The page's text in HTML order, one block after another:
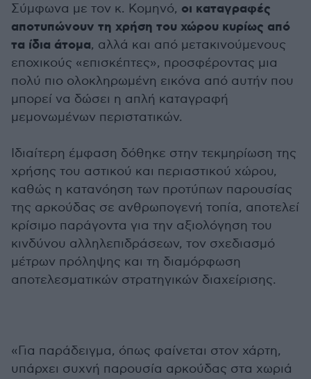
Σύμφωνα με τον κ. Κομηνό, οι καταγραφές
αποτυπώνουν τη χρήση του χώρου κυρίως από
τα ίδια άτομα, αλλά και από μετακινούμενους
εποχικούς «επισκέπτες», προσφέροντας μια
πολύ πιο ολοκληρωμένη εικόνα από αυτήν που
μπορεί να δώσει η απλή καταγραφή
μεμονωμένων περιστατικών.
Ιδιαίτερη έμφαση δόθηκε στην τεκμηρίωση της
χρήσης του αστικού και περιαστικού χώρου,
καθώς η κατανόηση των προτύπων παρουσίας
της αρκούδας σε ανθρωπογενή τοπία, αποτελεί
κρίσιμο παράγοντα για την αξιολόγηση του
κινδύνου αλληλεπιδράσεων, τον σχεδιασμό
μέτρων πρόληψης και τη διαμόρφωση
αποτελεσματικών στρατηγικών διαχείρισης.
«Για παράδειγμα, όπως φαίνεται στον χάρτη,
υπάρχει συχνή παρουσία αρκούδας στα χωριά